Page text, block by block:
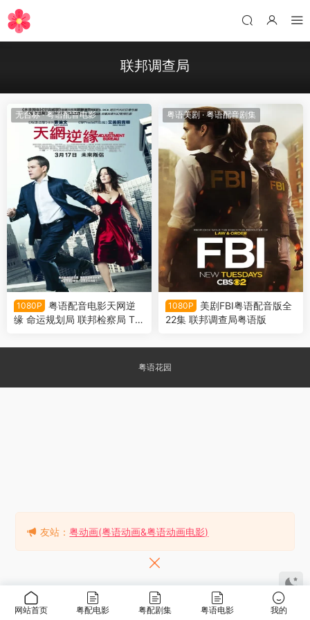
联邦调查局
无台标·粤语配音电影
1080P
粤语配音电影天网逆
缘 命运规划局 联邦检察局 Th
粤语美剧·粤语配音剧集
1080P
美剧FBI粤语配音版全
22集 联邦调查局粤语版
粤语花园
网站首页 粤配电影 粤配剧集 粤语电影 我的
友站：粤动画(粤语动画&粤语动画电影)